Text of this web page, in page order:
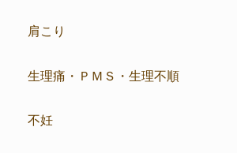
肩こり
生理痛・ＰＭＳ・生理不順
不妊